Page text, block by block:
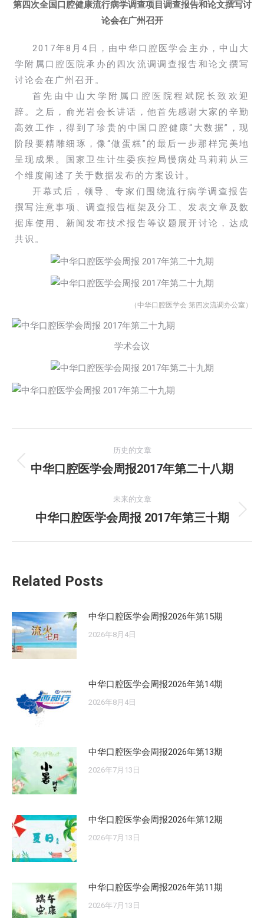
第四次全国口腔健康流行病学调查项目调查报告和论文撰写讨
论会在广州召开
2017年8月4日，由中华口腔医学会主办，中山大
学附属口腔医院承办的四次流调调查报告和论文撰写
讨论会在广州召开。
首先由中山大学附属口腔医院程斌院长致欢迎
辞。之后，俞光岩会长讲话，他首先感谢大家的辛勤
高效工作，得到了珍贵的中国口腔健康“大数据”，现
阶段要精雕细琢，像“做蛋糕”的最后一步那样完美地
呈现成果。国家卫生计生委疾控局慢病处马莉莉从三
个维度阐述了关于数据发布的方案设计。
开幕式后，领导、专家们围绕流行病学调查报告
撰写注意事项、调查报告框架及分工、发表文章及数
据库使用、新闻发布技术报告等议题展开讨论，达成
共识。
（中华口腔医学会 第四次流调办公室）
学术会议
章
历史的文章
历
的
文
中华口腔医学会周报2017年第二十八期
未来的文章
未
中华口腔医学会周报 2017年第三十期
Related Posts
中华口腔医学会周报2026年第15期
2026年8月4日
中华口腔医学会周报2026年第14期
2026年8月4日
中华口腔医学会周报2026年第13期
2026年7月13日
中华口腔医学会周报2026年第12期
2026年7月13日
中华口腔医学会周报2026年第11期
2026年7月13日